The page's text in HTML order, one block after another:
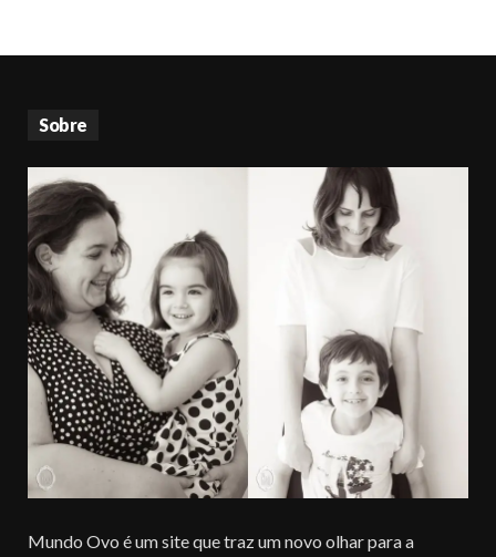
Sobre
Mundo Ovo é um site que traz um novo olhar para a